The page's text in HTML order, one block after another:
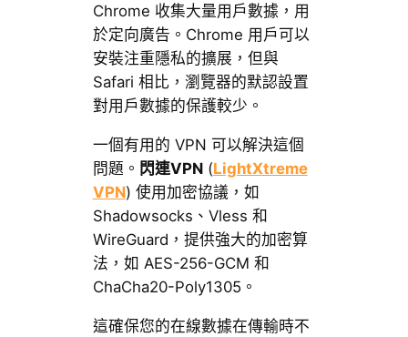
Chrome 收集大量用戶數據，用
於定向廣告。Chrome 用戶可以
安裝注重隱私的擴展，但與
Safari 相比，瀏覽器的默認設置
對用戶數據的保護較少。
一個有用的 VPN 可以解決這個
問題。 閃連VPN(LightXtreme
VPN) 使用加密協議，如
Shadowsocks、Vless 和
WireGuard，提供強大的加密算
法，如 AES-256-GCM 和
ChaCha20-Poly1305。
這確保您的在線數據在傳輸時不